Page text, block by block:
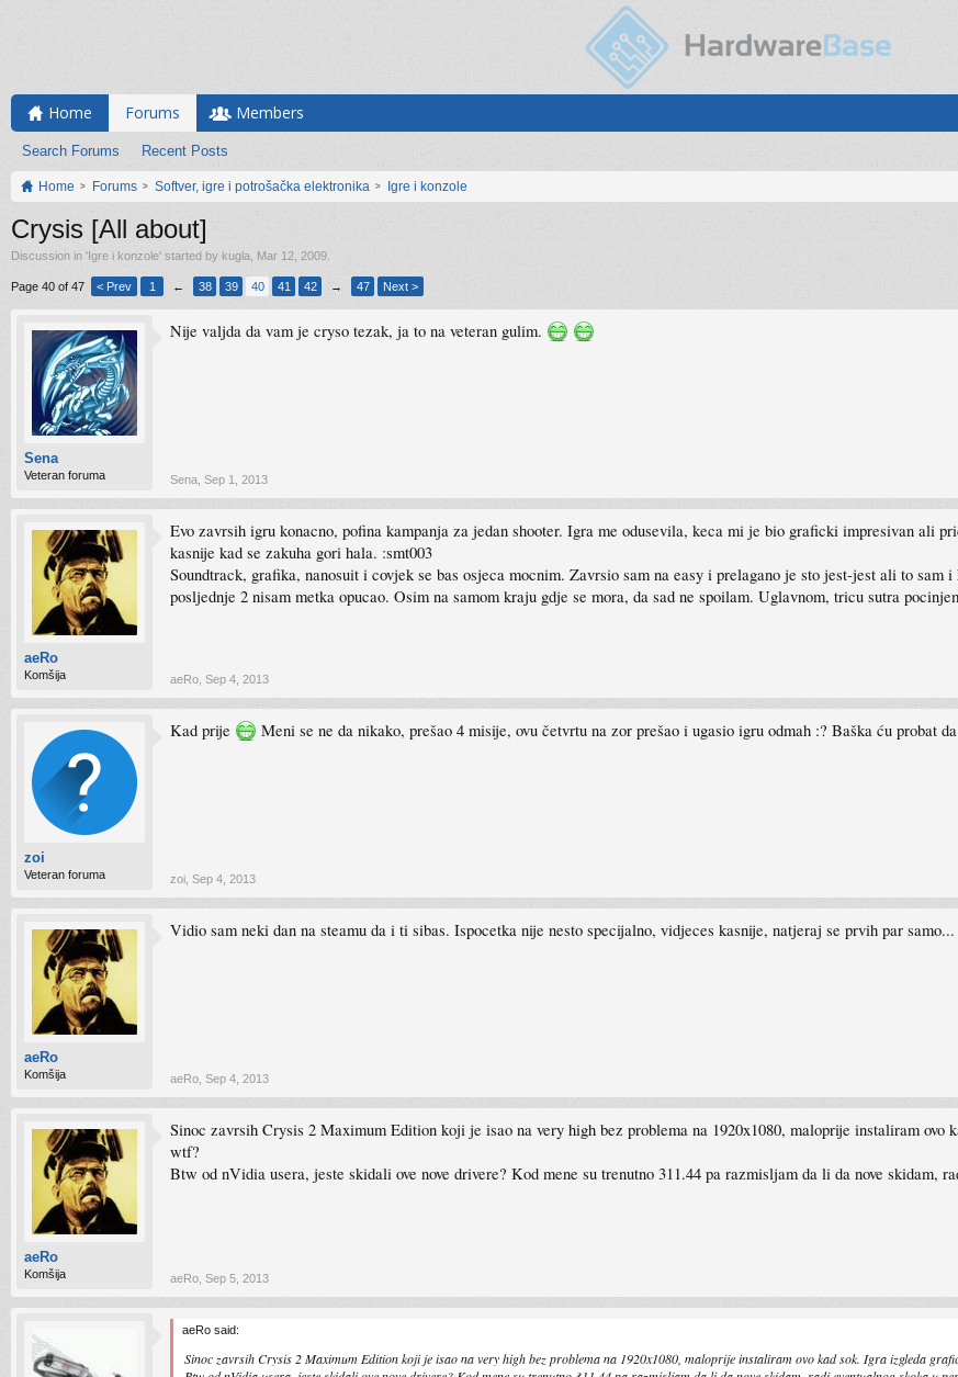
Home Forums
Search Forums Recent Posts
Members
Home Forums Softver, igre i potrošačka elektronika Igre i konzole
Crysis [All about]
Discussion in 'Igre i konzole' started by kugla Mar 12, 2009
Page 40 of 47 < Prev 1 ← 38 39 40 41 42 → 47 Next >
Sena
Veteran foruma
Nije valjda da vam je cryso tezak, ja to na veteran gulim.
Sena Sep 1, 2013
aeRo
Komšija
Evo zavrsih igru konacno, pofina kampanja za jedan shooter. Igra me odusevila, keca mi je bio graficki impresivan ali
kasnije kad se zakuha gori hala. :smt003
Soundtrack, grafika, nanosuit i covjek se bas osjeca mocnim. Zavrsio sam na easy i prelagano je sto jest-jest ali to sam
posljednje 2 nisam metka opucao. Osim na samom kraju gdje se mora, da sad ne spoilam. Uglavnom, tricu sutra
aeRo Sep 4, 2013
zoi
Veteran foruma
Kad prije Meni se ne da nikako, prešao 4 misije, ovu četvrtu na zor prešao i ugasio igru odmah :? Baška ću probat
zoi Sep 4, 2013
aeRo
Komšija
Vidio sam neki dan na steamu da i ti sibas. Ispocetka nije nesto specijalno, vidjeces kasnije, natjeraj se prvih par samo...
aeRo Sep 4, 2013
aeRo
Komšija
Sinoc zavrsih Crysis 2 Maximum Edition koji je isao na very high bez problema na 1920x1080, maloprije instaliram
wtf?
Btw od nVidia usera, jeste skidali ove nove drivere? Kod mene su trenutno 311.44 pa razmisljam da li da nove skidam,
aeRo Sep 5, 2013
aeRo said:
Sinoc zavrsih Crysis 2 Maximum Edition koji je isao na very high bez problema na 1920x1080, maloprije instaliram ovo kad sok. Igra izgleda